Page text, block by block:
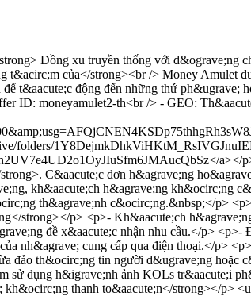
Đồng xu truyền thống với d&ograve;ng
của</strong><br /> Money Amulet
t&aacute;c động đến những thứ ph&ugrave;
ID: moneyamulet2-th<br /> - GEO:
folders/
a></
C&aacute;c đơn h&agrave;ng
kh&aacute;ch h&agrave;ng kh&ocirc;ng
th&agrave;nh c&ocirc;ng.&nbsp;</p>
strong></p> <p>- Kh&aacute;ch
đề x&aacute;c nhận nhu cầu.</p> <p>-
nh&agrave; cung cấp qua điện thoại.</p>
đảo th&ocirc;ng tin người d&ugrave;ng hoặc
sử dụng h&igrave;nh ảnh KOLs tr&aacute;i
thanh to&aacute;n</strong></p>